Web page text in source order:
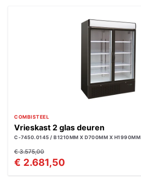
COMBISTEEL
Vrieskast 2 glas deuren
C-7450.0145 / B1210MM X D700MM X H1990MM
€ 3.575,00
€ 2.681,50